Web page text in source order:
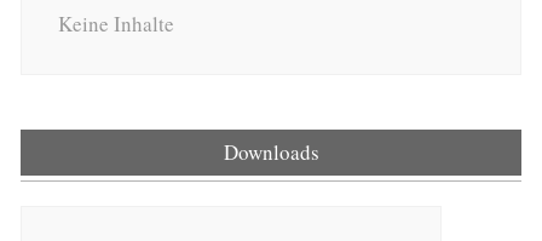
Keine Inhalte
Downloads